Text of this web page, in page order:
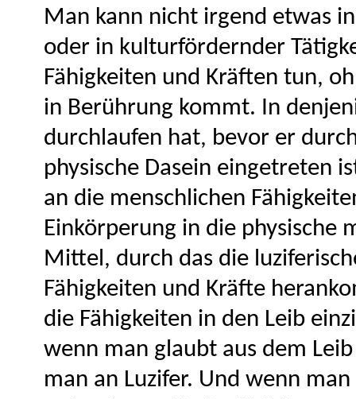
Man kann nicht irgend etwas
oder in kulturfördernder
Fähigkeiten und Kräften tun,
in Berührung kommt. In
durchlaufen hat, bevor er
physische Dasein eingetreten
an die menschlichen
Einkörperung in die physische
Mittel, durch das die
Fähigkeiten und Kräfte
die Fähigkeiten in den Leib
wenn man glaubt aus dem
man an Luzifer. Und wenn